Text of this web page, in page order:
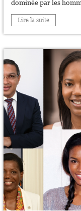
dominée par les
Lire la suite